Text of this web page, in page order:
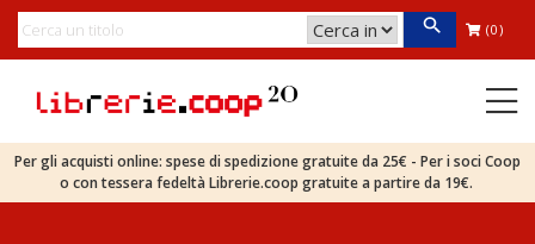
(0)
Per gli acquisti online: spese di spedizione gratuite da 25€ - Per i soci Coop
o con tessera fedeltà Librerie.coop gratuite a partire da 19€.